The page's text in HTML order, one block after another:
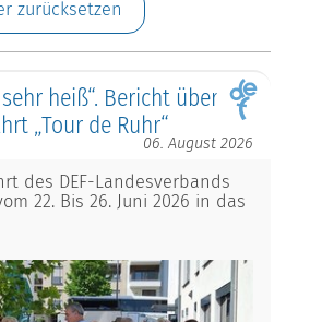
zurücksetzen
heiß“. Bericht über
„Tour de Ruhr“
06. August 2026
des DEF-Landesverbands
22. Bis 26. Juni 2026 in das